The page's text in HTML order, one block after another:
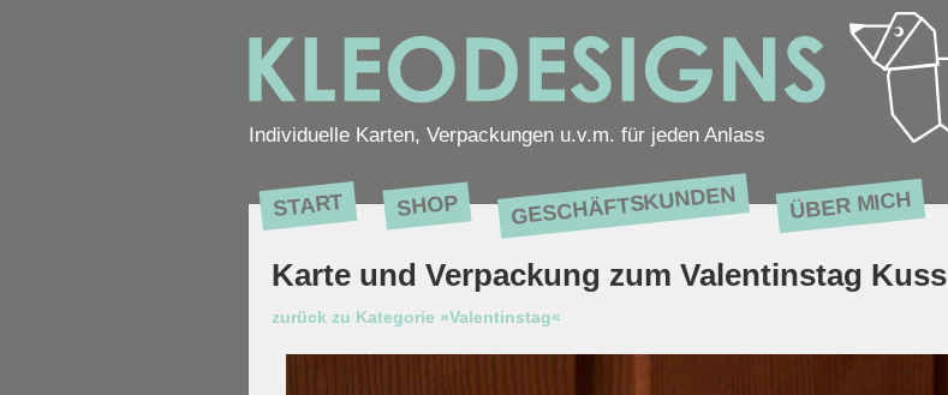
Individuelle Karten, Verpackungen u.v.m. für jeden Anlass
START SHOP GESCHÄFTSKUNDEN ÜBER MICH
Karte und Verpackung zum Valentinstag Kuss
zurück zu Kategorie »Valentinstag«